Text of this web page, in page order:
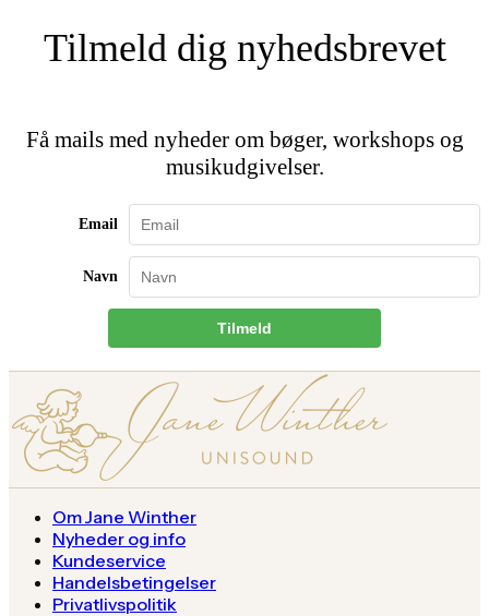
Tilmeld dig nyhedsbrevet
Få mails med nyheder om bøger, workshops og
musikudgivelser.
Email
Navn
Tilmeld
Om Jane Winther
Nyheder og info
Kundeservice
Handelsbetingelser
Privatlivspolitik